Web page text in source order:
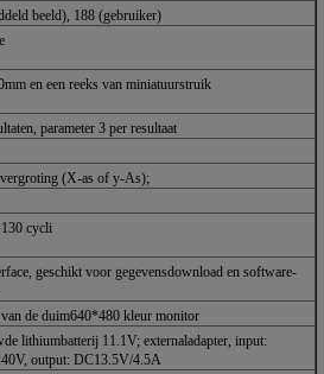
beeld), 188 (gebruiker)
en een reeks van miniatuurstruik
parameter 3 per resultaat
(X-as of y-As);
cycli
geschikt voor gegevensdownload en software-
de duim640*480 kleur monitor
lithiumbatterij 11.1V; externaladapter, input:
output: DC13.5V/4.5A